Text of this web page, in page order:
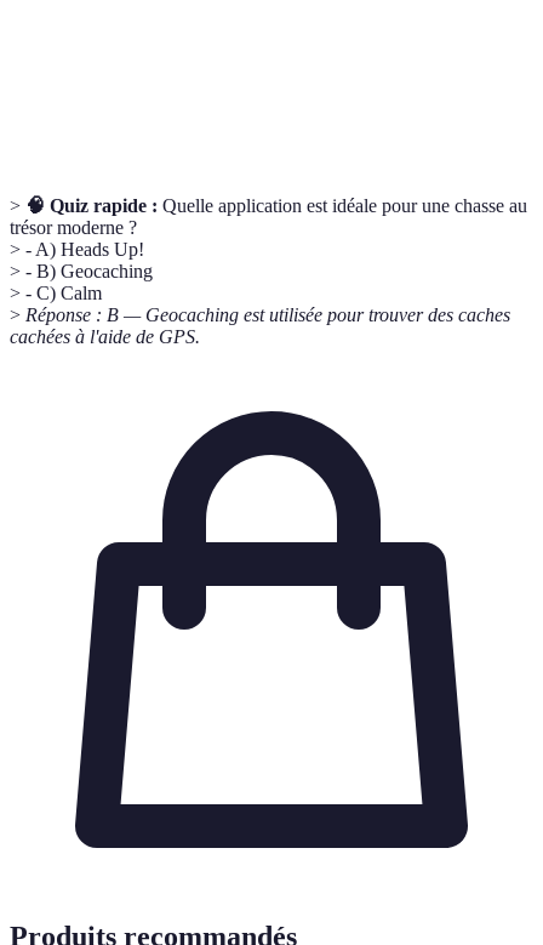
> 🧠 Quiz rapide : Quelle application est idéale pour une chasse au
trésor moderne ?
> - A) Heads Up!
> - B) Geocaching
> - C) Calm
> Réponse : B — Geocaching est utilisée pour trouver des caches
cachées à l'aide de GPS.
Produits recommandés